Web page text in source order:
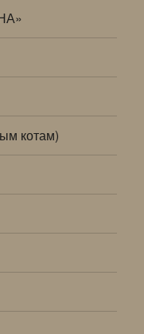
котам)